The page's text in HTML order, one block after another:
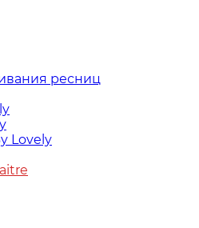
ресниц
Lovely